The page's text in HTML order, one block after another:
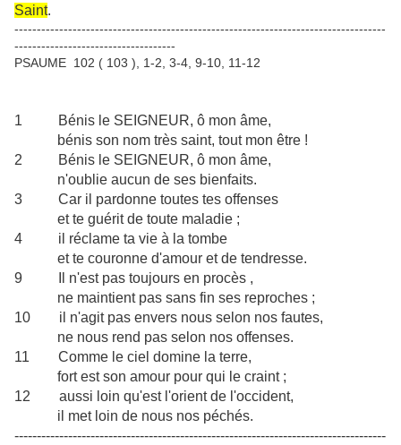
Saint.
-----------------------------------------------------------------------------------
------------------------------------
PSAUME 102 ( 103 ), 1-2, 3-4, 9-10, 11-12
1 Bénis le SEIGNEUR, ô mon âme,
bénis son nom très saint, tout mon être !
2 Bénis le SEIGNEUR, ô mon âme,
n'oublie aucun de ses bienfaits.
3 Car il pardonne toutes tes offenses
et te guérit de toute maladie ;
4 il réclame ta vie à la tombe
et te couronne d'amour et de tendresse.
9 Il n'est pas toujours en procès ,
ne maintient pas sans fin ses reproches ;
10 il n'agit pas envers nous selon nos fautes,
ne nous rend pas selon nos offenses.
11 Comme le ciel domine la terre,
fort est son amour pour qui le craint ;
12 aussi loin qu'est l'orient de l'occident,
il met loin de nous nos péchés.
-----------------------------------------------------------------------------------